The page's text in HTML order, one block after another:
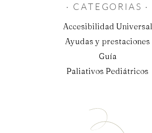
· CATEGORIAS ·
Accesibilidad Universal
Ayudas y prestaciones
Guía
Paliativos Pediátricos